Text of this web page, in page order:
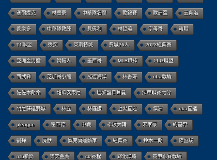
塞爾提克 林書豪 中華隊名單 歐錦賽 歐洲盃 王貞治
養樂多 中華隊教練 貝佛利 林哲瑄 字母哥 韓職
T1聯盟 張奕 萊斯特城 費城76人 2023經典賽
亞洲盃男籃 鋼鐵人 墨西哥 MLB職棒 PLG聯盟
西武獅 芝加哥小熊 羅德海洋 林書瑋 nba戰績
佐佐木朗希 甜瓜安東尼 巴黎聖日耳曼 法甲聯賽比分
明尼蘇達雙城 林立 林庭謙 上沢直之 澳洲 nba直播
pleague 霍華德 中職 松坂大輔 宋家豪 約基奇
劉錚 魔獸 奧克蘭運動家 經典賽 鈴木一朗 陳盈駿
mlb新聞 樂天金鷹 sbl賽程 歸化洋將 義甲聯賽戰績